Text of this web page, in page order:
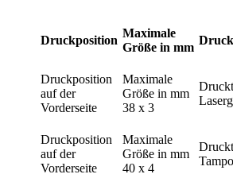
Druckposition
Maximale
Größe in mm
Druckposition
auf der
Vorderseite
Maximale
Größe in mm
38 x 3
Druckposition
auf der
Vorderseite
Maximale
Größe in mm
40 x 4